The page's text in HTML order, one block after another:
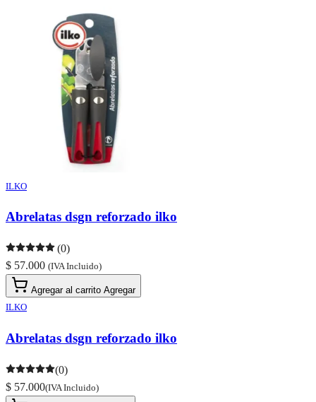
ILKO
Abrelatas dsgn reforzado ilko
(0)
$ 57.000 (IVA Incluido)
Agregar al carrito Agregar
ILKO
Abrelatas dsgn reforzado ilko
(0)
$ 57.000(IVA Incluido)